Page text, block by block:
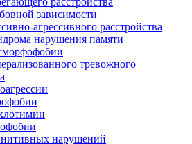
зависимости
агрессивного расстройства
нарушения памяти
тревожного
нарушений